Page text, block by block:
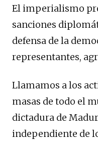
El imperialismo
sanciones
defensa de la
representantes,
Llamamos a los
masas de todo el
dictadura de
independiente de